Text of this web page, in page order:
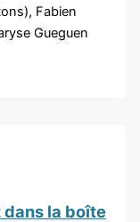
Fabien
Gueguen
dans la boîte